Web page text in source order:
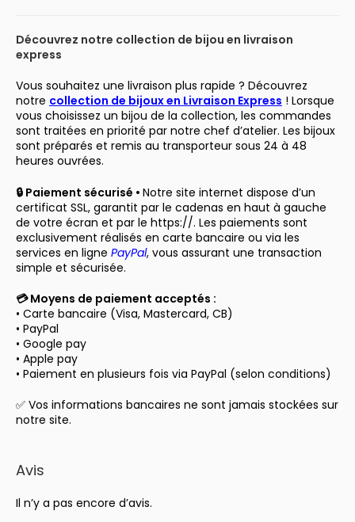
Découvrez notre collection de bijou en livraison
express
Vous souhaitez une livraison plus rapide ? Découvrez
notre collection de bijoux en Livraison Express ! Lorsque
vous choisissez un bijou de la collection, les commandes
sont traitées en priorité par notre chef d’atelier. Les bijoux
sont préparés et remis au transporteur sous 24 à 48
heures ouvrées.
🔒 Paiement sécurisé • Notre site internet dispose d’un
certificat SSL, garantit par le cadenas en haut à gauche
de votre écran et par le https://. Les paiements sont
exclusivement réalisés en carte bancaire ou via les
services en ligne PayPal, vous assurant une transaction
simple et sécurisée.
💳 Moyens de paiement acceptés :
• Carte bancaire (Visa, Mastercard, CB)
• PayPal
• Google pay
• Apple pay
• Paiement en plusieurs fois via PayPal (selon conditions)
✅ Vos informations bancaires ne sont jamais stockées sur
notre site.
Avis
Il n’y a pas encore d’avis.